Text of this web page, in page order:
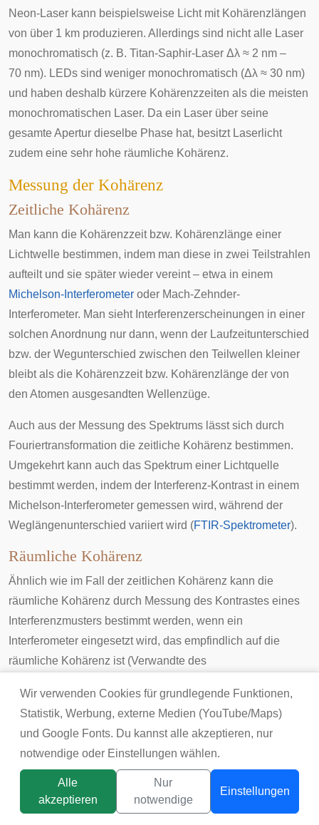
Wir verwenden Cookies für grundlegende Funktionen,
Statistik, Werbung, externe Medien (YouTube/Maps)
und Google Fonts. Du kannst alle akzeptieren, nur
notwendige oder Einstellungen wählen.
Alle
akzeptieren
Nur
notwendige
Einstellungen
Neon-Laser kann beispielsweise Licht mit Kohärenzlängen
von über 1 km produzieren. Allerdings sind nicht alle Laser
monochromatisch (z. B. Titan-Saphir-Laser Δλ ≈ 2 nm –
70 nm). LEDs sind weniger monochromatisch (Δλ ≈ 30 nm)
und haben deshalb kürzere Kohärenzzeiten als die meisten
monochromatischen Laser. Da ein Laser über seine
gesamte Apertur dieselbe Phase hat, besitzt Laserlicht
zudem eine sehr hohe räumliche Kohärenz.
Messung der Kohärenz
Zeitliche Kohärenz
Man kann die Kohärenzzeit bzw. Kohärenzlänge einer
Lichtwelle bestimmen, indem man diese in zwei Teilstrahlen
aufteilt und sie später wieder vereint – etwa in einem
Michelson-Interferometer oder Mach-Zehnder-
Interferometer. Man sieht Interferenzerscheinungen in einer
solchen Anordnung nur dann, wenn der Laufzeitunterschied
bzw. der Wegunterschied zwischen den Teilwellen kleiner
bleibt als die Kohärenzzeit bzw. Kohärenzlänge der von
den Atomen ausgesandten Wellenzüge.
Auch aus der Messung des Spektrums lässt sich durch
Fouriertransformation die zeitliche Kohärenz bestimmen.
Umgekehrt kann auch das Spektrum einer Lichtquelle
bestimmt werden, indem der Interferenz-Kontrast in einem
Michelson-Interferometer gemessen wird, während der
Weglängenunterschied variiert wird (FTIR-Spektrometer).
Räumliche Kohärenz
Ähnlich wie im Fall der zeitlichen Kohärenz kann die
räumliche Kohärenz durch Messung des Kontrastes eines
Interferenzmusters bestimmt werden, wenn ein
Interferometer eingesetzt wird, das empfindlich auf die
räumliche Kohärenz ist (Verwandte des
durch Messung des Kontrasts über die räumliche Kohärenz
die Winkelausdehnung von Sternen bestimmt.
Kohärente vs. inkohärente Superposition
in Quantenmechanik bzw. statistischer
Physik